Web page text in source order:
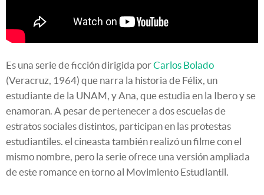
Es una serie de ficción dirigida porCarlos Bolado
(Veracruz, 1964) que narra la historia de Félix, un
estudiante de la UNAM, y Ana, que estudia en la Ibero y se
enamoran. A pesar de pertenecer a dos escuelas de
estratos sociales distintos, participan en las protestas
estudiantiles. el cineasta también realizó un filme con el
mismo nombre, pero la serie ofrece una versión ampliada
de este romance en torno al Movimiento Estudiantil.